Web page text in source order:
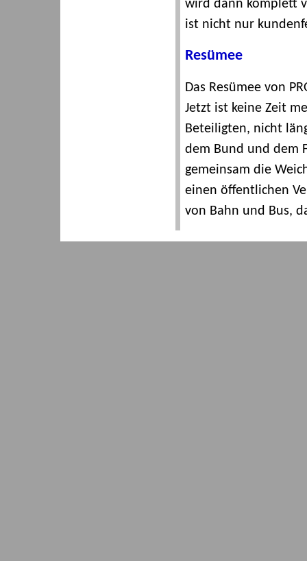
wird dann komplett
ist nicht nur
Resümee
Das Resümee von
Jetzt ist keine Zeit
Beteiligten, nicht
dem Bund und dem
gemeinsam die
einen öffentlichen
von Bahn und Bus,